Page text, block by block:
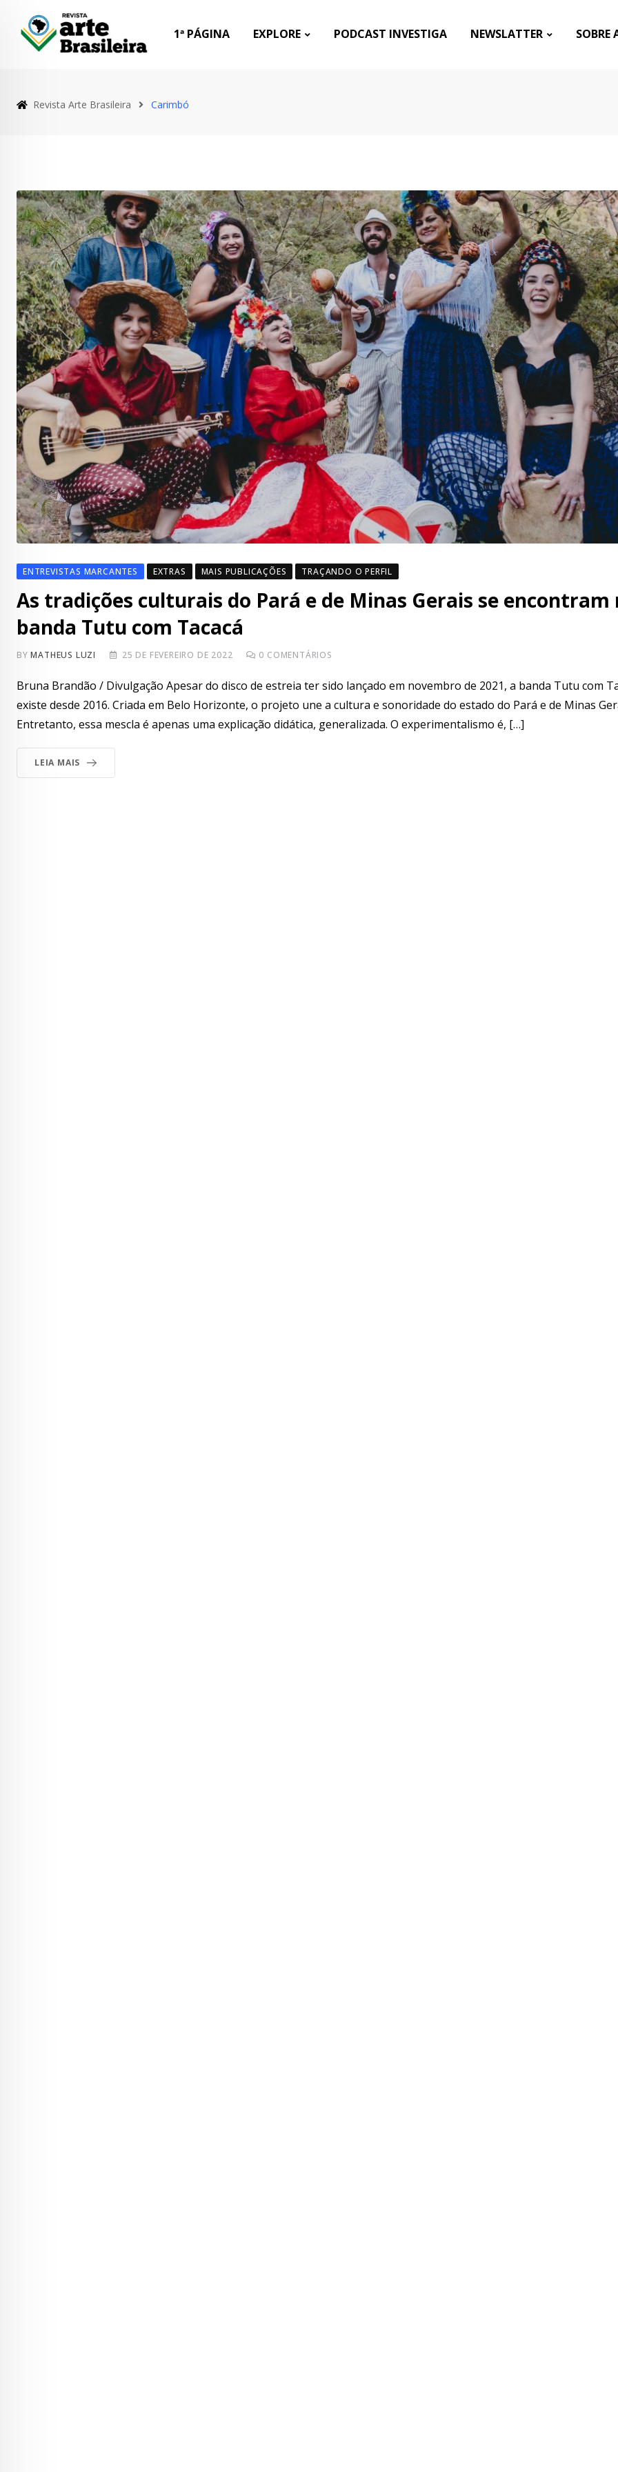
content
1ª PÁGINA EXPLORE PODCAST INVESTIGA NEWSLATTER SOBRE
Revista Arte Brasileira Carimbó
ENTREVISTAS MARCANTES EXTRAS MAIS PUBLICAÇÕES TRAÇANDO O PERFIL
As tradições culturais do Pará e de Minas Gerais se encontram
banda Tutu com Tacacá
BYMATHEUS LUZI 25 DE FEVEREIRO DE 2022 0 COMENTÁRIOS
Bruna Brandão / Divulgação Apesar do disco de estreia ter sido lançado em novembro de 2021, a banda Tutu com
existe desde 2016. Criada em Belo Horizonte, o projeto une a cultura e sonoridade do estado do Pará e de Minas
Entretanto, essa mescla é apenas uma explicação didática, generalizada. O experimentalismo é, […]
LEIA MAIS